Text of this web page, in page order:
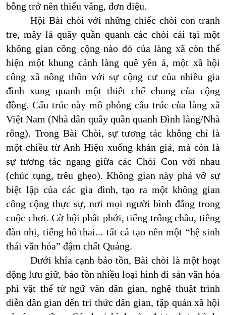
bỗng trở nên thiếu vắng, đơn điệu.
Hội Bài chòi với những chiếc chòi con tranh
tre, mây lá quây quần quanh các chòi cái tại một
không gian công cộng nào đó của làng xã còn thể
hiện một khung cảnh làng quê yên ả, một xã hội
công xã nông thôn với sự cộng cư của nhiều gia
đình xung quanh một thiết chế chung của cộng
đồng. Cấu trúc này mô phỏng cấu trúc của làng xã
Việt Nam (Nhà dân quây quần quanh Đình làng/Nhà
rông). Trong Bài Chòi, sự tương tác không chỉ là
một chiều từ Anh Hiệu xuống khán giả, mà còn là
sự tương tác ngang giữa các Chòi Con với nhau
(chúc tụng, trêu ghẹo). Không gian này phá vỡ sự
biệt lập của các gia đình, tạo ra một không gian
công cộng thực sự, nơi mọi người bình đẳng trong
cuộc chơi. Cờ hội phất phới, tiếng trống chầu, tiếng
đàn nhị, tiếng hô thai... tất cả tạo nên một “hệ sinh
thái văn hóa” đậm chất Quảng.
Dưới khía cạnh bảo tồn, Bài chòi là một hoạt
động lưu giữ, bảo tồn nhiều loại hình di sản văn hóa
phi vật thể từ ngữ văn dân gian, nghệ thuật trình
diễn dân gian đến tri thức dân gian, tập quán xã hội